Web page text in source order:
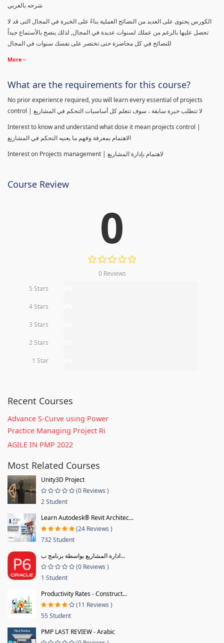
شرحه بالعربي
الكورس يحتوى على العديد من النصائح العملية بناءً على الخبرة في المجال التى قد لا
تحصل عليها بالرغم من عملك لسنوات عديدة في المجال, لذلك ينصح بالأستماع جيداً
للنصائح في كل محاضرة حتى تختصر على نفسك سنوات في المجال
More
What are the requirements for this course?
No prior experience required, you will learn every essential of projects
control | لا تتطلب خبرة سابقة ، سوف تتعلم كل أساسيات التحكم في المشاريع
Interest to know and understand what dose it mean projects control |
الاهتمام بمعرفة وفهم ما يعنيه التحكم في المشاريع
Interest on Projects management | لاهتمام بإدارة المشاريع
Course Review
0
0 Reviews
5 Stars
4 Stars
3 Stars
2 Stars
1 Star
Recent Courses
Advance S-Curve using Power
Practice Managing Project Ri
AGILE IN PMP 2022
Most Related Courses
Unity3D Project
(0 Reviews )
2 Student
Learn Autodesk® Revit Architec...
(24 Reviews )
732 Student
ادارة المشاريع بواسطة برنامج ب...
(0 Reviews )
1 Student
Productivity Rates - Construct...
(11 Reviews )
55 Student
PMP LAST REVIEW - Arabic